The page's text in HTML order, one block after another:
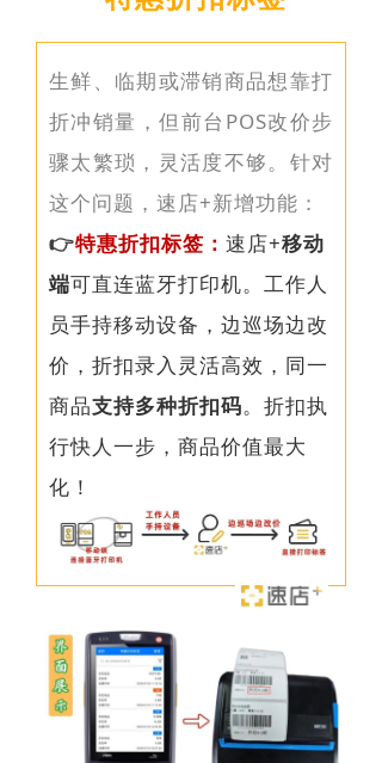
生鲜、临期或滞销商品想靠打
折冲销量，但前台POS改价步
骤太繁琐，灵活度不够。针对
这个问题，速店+新增功能：
👉特惠折扣标签 ： 速店+移动
端可直连蓝牙打印机。工作人
员手持移动设备，边巡场边改
价，折扣录入灵活高效，同一
商品支持多种折扣码。折扣执
行快人一步，商品价值最大
化！